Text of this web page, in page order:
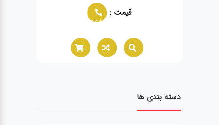
قیمت :
02166021944
دسته بندی ها